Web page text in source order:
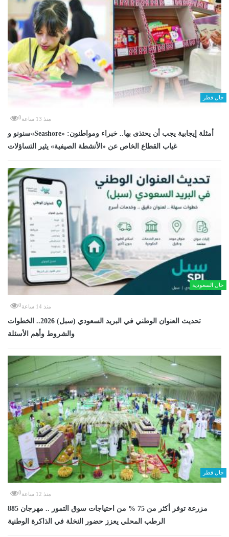
حال قطر
منذ 13 ساعة 0
سنونو و«Seashore» أمثلة إيجابية يجب أن يحتذى بها.. خبراء ومواطنون:
غياب القطاع الخاص عن «الأنشطة الصيفية» يثير التساؤلات
حال السعودية
منذ 14 ساعة 0
تحديث العنوان الوطني في البريد السعودي (سبل) 2026.. الخطوات
والشروط وأهم الأسئلة
حال قطر
منذ 12 ساعة 0
885 مزرعة توفر أكثر من 75 % من احتياجات سوق التمور .. مهرجان
الرطب المحلي يعزز حضور النخلة في الذاكرة الوطنية